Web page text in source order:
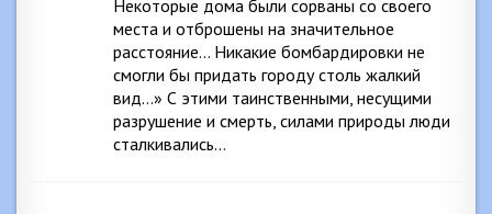
Некоторые дома были сорваны со своего
места и отброшены на значительное
расстояние… Никакие бомбардировки не
смогли бы придать городу столь жалкий
вид…» С этими таинственными, несущими
разрушение и смерть, силами природы люди
сталкивались…